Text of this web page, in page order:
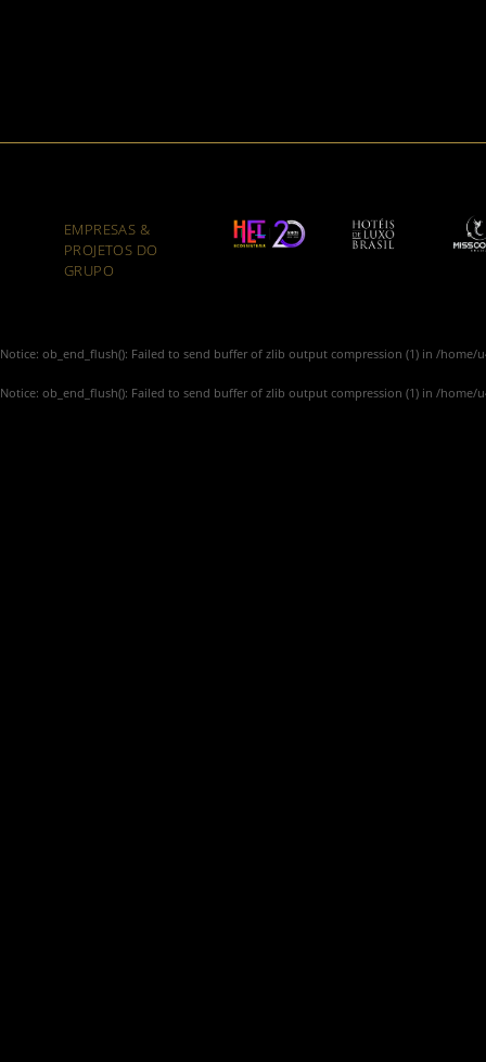
EMPRESAS &
PROJETOS DO
GRUPO
Notice: ob_end_flush(): Failed to send buffer of zlib output compression (1) in /home/
Notice: ob_end_flush(): Failed to send buffer of zlib output compression (1) in /home/